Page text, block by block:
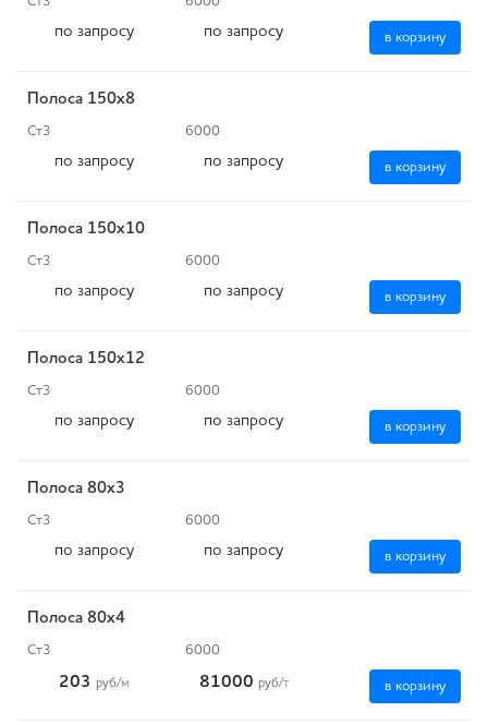
по запросу по запросу в корзину
Полоса 150x8
Ст3 6000
по запросу по запросу в корзину
Полоса 150х10
Ст3 6000
по запросу по запросу в корзину
Полоса 150х12
Ст3 6000
по запросу по запросу в корзину
Полоса 80x3
Ст3 6000
по запросу по запросу в корзину
Полоса 80x4
Ст3 6000
203 руб/м 81000 руб/т в корзину